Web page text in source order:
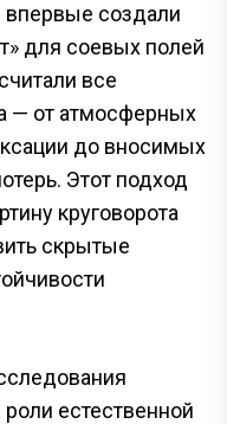
создали
для соевых полей
все
— от атмосферных
до вносимых
Этот подход
круговорота
скрытые
естественной